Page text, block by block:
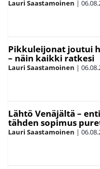
Lauri Saastamoinen |
Pikkuleijonat joutui
– näin kaikki ratkesi
Lauri Saastamoinen |
Lähtö Venäjältä –
tähden sopimus
Lauri Saastamoinen |